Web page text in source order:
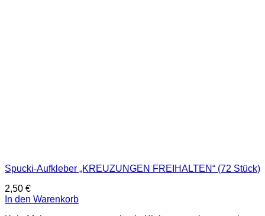
Spucki-Aufkleber „KREUZUNGEN FREIHALTEN“ (72 Stück)
2,50 €
In den Warenkorb